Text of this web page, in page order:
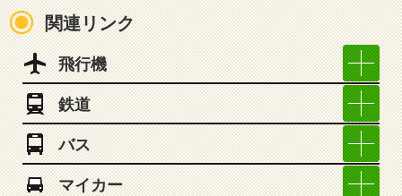
関連リンク
飛行機
鉄道
バス
マイカー